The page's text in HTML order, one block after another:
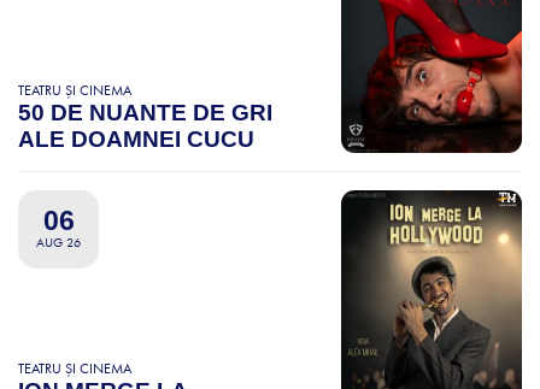
TEATRU ȘI CINEMA
50 DE NUANTE DE GRI
ALE DOAMNEI CUCU
06
AUG 26
TEATRU ȘI CINEMA